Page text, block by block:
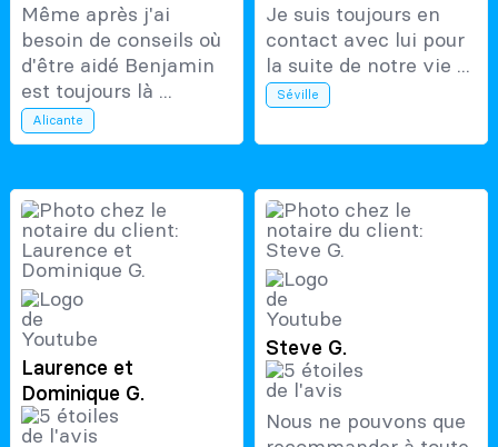
Même après j'ai
besoin de conseils où
d'être aidé Benjamin
est toujours là ...
Alicante
Je suis toujours en
contact avec lui pour
la suite de notre vie ...
Séville
Laurence et
Dominique G.
Steve G.
Nous ne pouvons que